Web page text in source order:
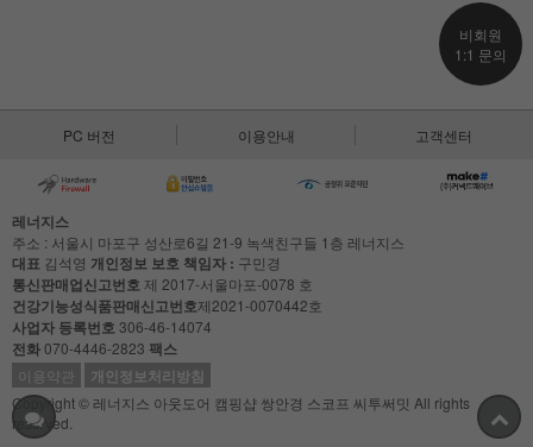
비회원
1:1 문의
PC 버전 이용안내 고객센터
레너지스
주소 : 서울시 마포구 성산로6길 21-9 녹색친구들 1층 레너지스
대표 김석영 개인정보 보호 책임자 : 구민경
통신판매업신고번호제 2017-서울마포-0078 호
건강기능성식품판매신고번호제2021-0070442호
사업자 등록번호306-46-14074
전화070-4446-2823 팩스
이용약관 개인정보처리방침
Copyright © 레너지스 아웃도어 캠핑샵 쌍안경 스코프 씨투써밋 All rights
reserved.